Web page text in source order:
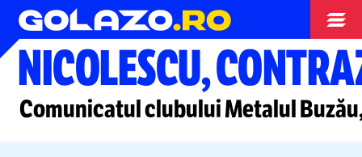
Superliga
NICOLESCU,
Comunicatul clubului Metalul